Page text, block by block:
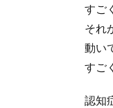
すご
それ
動い
すご
認知